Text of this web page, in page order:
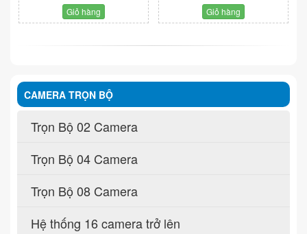
Giỏ hàng Giỏ hàng
CAMERA TRỌN BỘ
Trọn Bộ 02 Camera
Trọn Bộ 04 Camera
Trọn Bộ 08 Camera
Hệ thống 16 camera trở lên